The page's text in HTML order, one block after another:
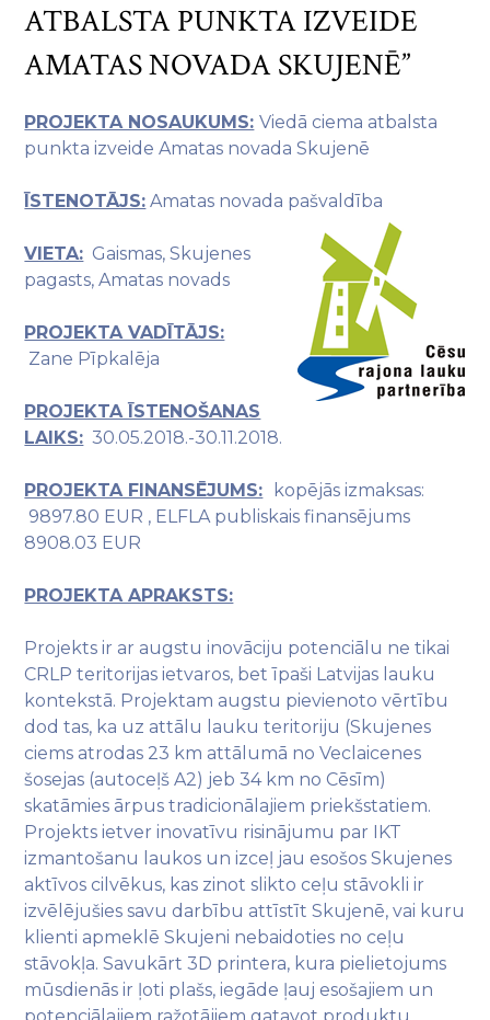
ATBALSTA PUNKTA IZVEIDE
AMATAS NOVADA SKUJENĒ”
PROJEKTA NOSAUKUMS: Viedā ciema atbalsta
punkta izveide Amatas novada Skujenē
ĪSTENOTĀJS: Amatas novada pašvaldība
VIETA: Gaismas, Skujenes
pagasts, Amatas novads
PROJEKTA VADĪTĀJS:
Zane Pīpkalēja
PROJEKTA ĪSTENOŠANAS
LAIKS: 30.05.2018.-30.11.2018.
PROJEKTA FINANSĒJUMS:
kopējās izmaksas:
9897.80 EUR , ELFLA publiskais finansējums
8908.03 EUR
PROJEKTA APRAKSTS:
Projekts ir ar augstu inovāciju potenciālu ne tikai
CRLP teritorijas ietvaros, bet īpaši Latvijas lauku
kontekstā. Projektam augstu pievienoto vērtību
dod tas, ka uz attālu lauku teritoriju (Skujenes
ciems atrodas 23 km attālumā no Veclaicenes
šosejas (autoceļš A2) jeb 34 km no Cēsīm)
skatāmies ārpus tradicionālajiem priekšstatiem.
Projekts ietver inovatīvu risinājumu par IKT
izmantošanu laukos un izceļ jau esošos Skujenes
aktīvos cilvēkus, kas zinot slikto ceļu stāvokli ir
izvēlējušies savu darbību attīstīt Skujenē, vai kuru
klienti apmeklē Skujeni nebaidoties no ceļu
stāvokļa. Savukārt 3D printera, kura pielietojums
mūsdienās ir ļoti plašs, iegāde ļauj esošajiem un